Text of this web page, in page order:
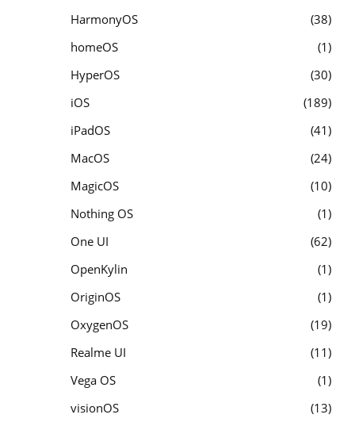
HarmonyOS
38
homeOS
1
HyperOS
30
iOS
189
iPadOS
41
MacOS
24
MagicOS
10
Nothing OS
1
One UI
62
OpenKylin
1
OriginOS
1
OxygenOS
19
Realme UI
11
Vega OS
1
visionOS
13